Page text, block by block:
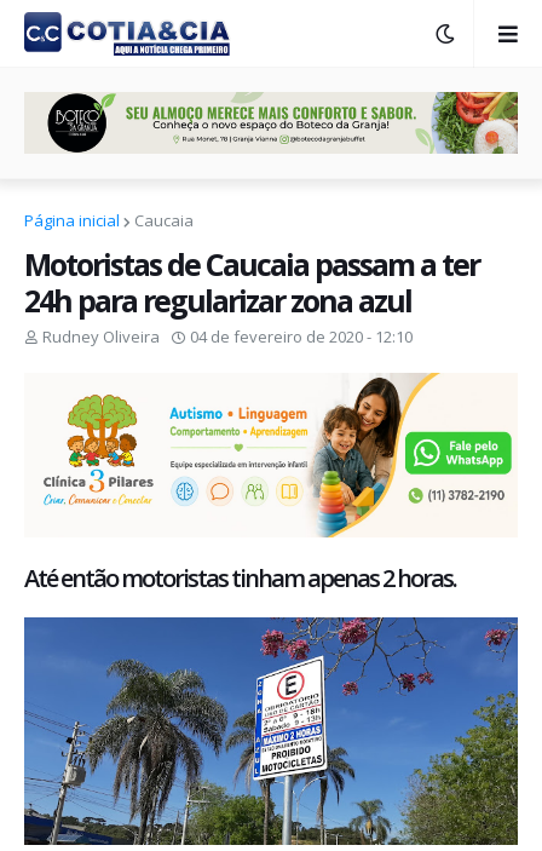
Página inicial Caucaia
Motoristas de Caucaia passam a ter
24h para regularizar zona azul
Rudney Oliveira 04 de fevereiro de 2020 - 12:10
Até então motoristas tinham apenas 2 horas.